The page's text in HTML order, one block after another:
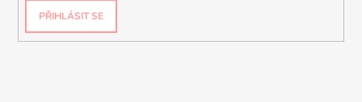
PŘIHLÁSIT SE